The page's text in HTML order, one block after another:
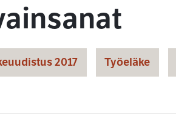
2017 Työeläke